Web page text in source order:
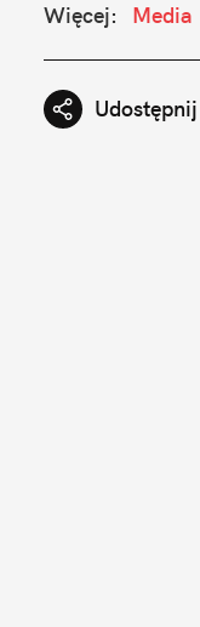
Więcej: Media
Udostępnij